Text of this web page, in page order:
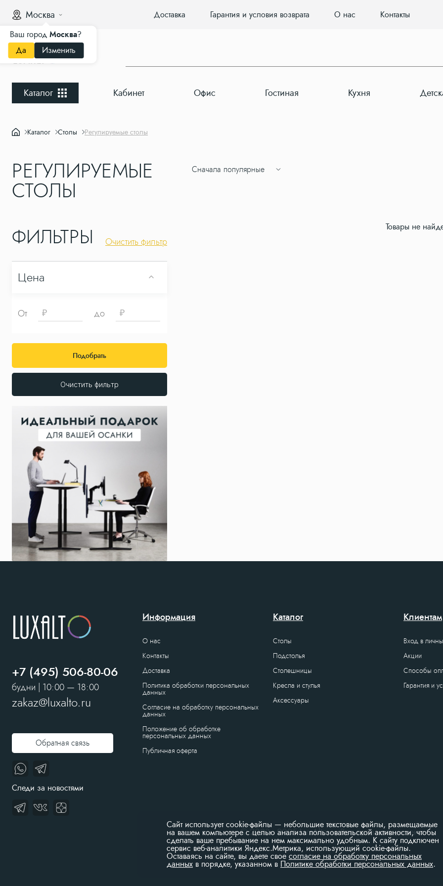
Ваш город Москва?
Да
Изменить
Москва Доставка Гарантия и условия возврата О нас Контакты
Каталог Кабинет Офис Гостиная Кухня
Каталог Столы Регулируемые столы
РЕГУЛИРУЕМЫЕ
СТОЛЫ
ФИЛЬТРЫ Очистить фильтр
Цена
От до
Подобрать
Очистить фильтр
Сначала популярные
Товары не
+7 (495) 506-80-06
будни | 10:00 — 18:00
zakaz@luxalto.ru
Обратная связь
Следи за новостями
Информация
О нас
Контакты
Доставка
Политика обработки персональных
данных
Согласие на обработку персональных
данных
Положение об обработке
персональных данных
Публичная оферта
Каталог
Столы
Подстолья
Столешницы
Кресла и стулья
Аксессуары
Клиентам
Вход в
Акции
Способы
Гарантия и
© 2023 - 2025 LuxAlto — Все права защищены
Сайт использует cookie-файлы — небольшие текстовые файлы, размещаемые
на вашем компьютере с целью анализа пользовательской активности, чтобы
сделать ваше пребывание на нем максимально удобным. К cайту подключен
сервис веб-аналитики Яндекс.Метрика, использующий cookie-файлы.
Оставаясь на сайте, вы даете свое согласие на обработку персональных
данных в порядке, указанном в Политике обработки персональных данных.